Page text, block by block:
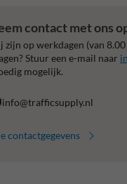
contact met ons
zijn op werkdagen (van
Stuur een e-mail naar
mogelijk.
info@trafficsupply.nl
contactgegevens